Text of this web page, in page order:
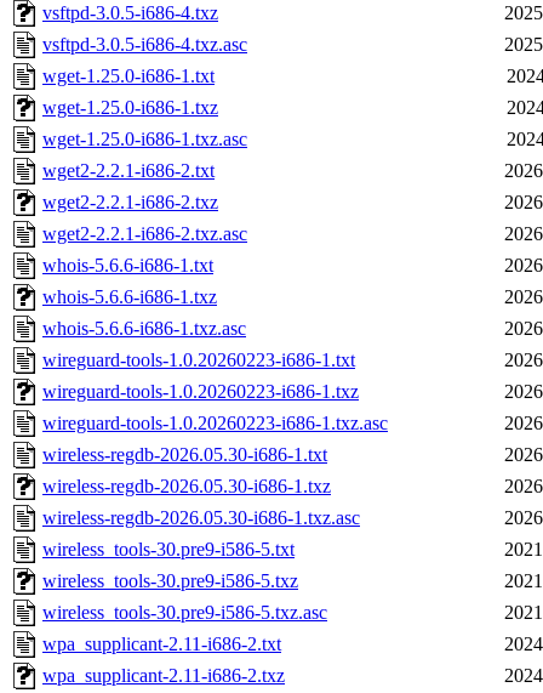
vsftpd-3.0.5-i686-4.txz
vsftpd-3.0.5-i686-4.txz.asc
wget-1.25.0-i686-1.txt
wget-1.25.0-i686-1.txz
wget-1.25.0-i686-1.txz.asc
wget2-2.2.1-i686-2.txt
wget2-2.2.1-i686-2.txz
wget2-2.2.1-i686-2.txz.asc
whois-5.6.6-i686-1.txt
whois-5.6.6-i686-1.txz
whois-5.6.6-i686-1.txz.asc
wireguard-tools-1.0.20260223-i686-1.txt
wireguard-tools-1.0.20260223-i686-1.txz
wireguard-tools-1.0.20260223-i686-1.txz.asc
wireless-regdb-2026.05.30-i686-1.txt
wireless-regdb-2026.05.30-i686-1.txz
wireless-regdb-2026.05.30-i686-1.txz.asc
wireless_tools-30.pre9-i586-5.txt
wireless_tools-30.pre9-i586-5.txz
wireless_tools-30.pre9-i586-5.txz.asc
wpa_supplicant-2.11-i686-2.txt
wpa_supplicant-2.11-i686-2.txz